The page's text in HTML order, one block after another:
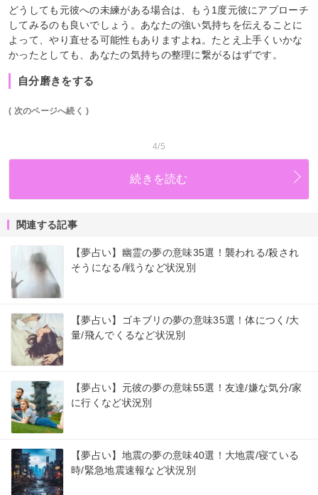
どうしても元彼への未練がある場合は、もう1度元彼にアプローチ
してみるのも良いでしょう。あなたの強い気持ちを伝えることに
よって、やり直せる可能性もありますよね。たとえ上手くいかな
かったとしても、あなたの気持ちの整理に繋がるはずです。
自分磨きをする
( 次のページへ続く )
4/5
続きを読む
関連する記事
【夢占い】幽霊の夢の意味35選！襲われる/殺され
そうになる/戦うなど状況別
【夢占い】ゴキブリの夢の意味35選！体につく/大
量/飛んでくるなど状況別
【夢占い】元彼の夢の意味55選！友達/嫌な気分/家
に行くなど状況別
【夢占い】地震の夢の意味40選！大地震/寝ている
時/緊急地震速報など状況別